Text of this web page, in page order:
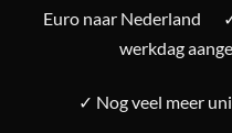
Euro naar Nederland
werkdag
✓ Nog veel meer